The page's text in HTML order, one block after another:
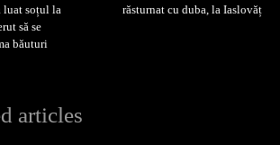
luat soțul la
să se
băuturi
răsturnat cu duba, la Iaslovăț
articles